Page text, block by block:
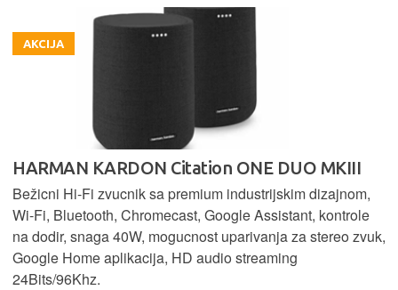
AKCIJA
HARMAN KARDON Citation ONE DUO MKIII
Bežicni Hi-Fi zvucnik sa premium industrijskim dizajnom,
Wi-Fi, Bluetooth, Chromecast, Google Assistant, kontrole
na dodir, snaga 40W, mogucnost uparivanja za stereo zvuk,
Google Home aplikacija, HD audio streaming
24Bits/96Khz.